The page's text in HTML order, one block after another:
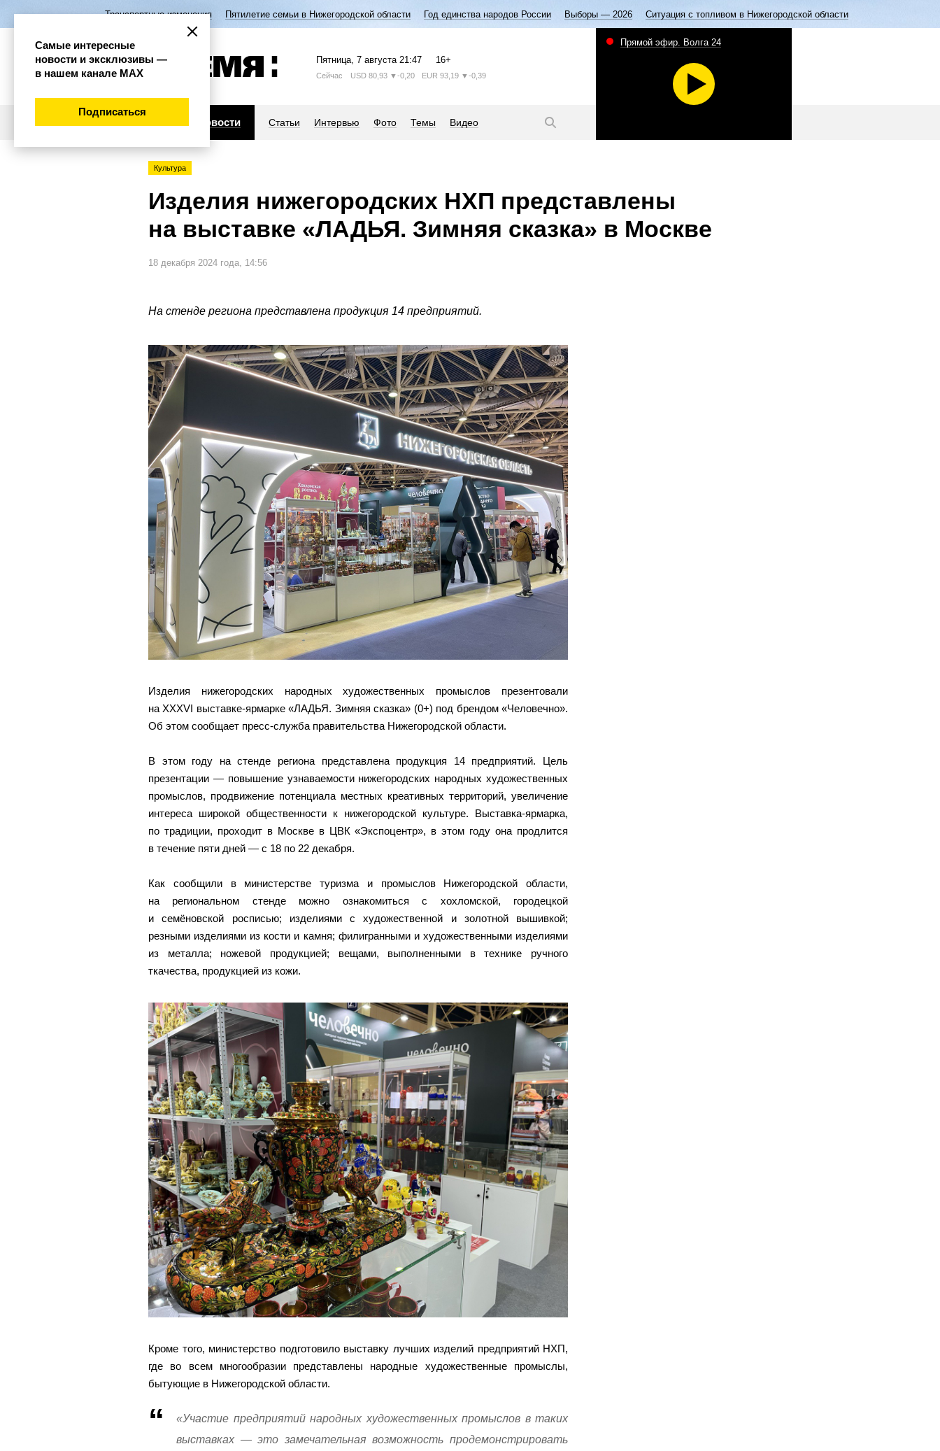
Транспортные изменения Пятилетие семьи в Нижегородской области Год единства народов России Выборы — 2026 Ситуация с топливом в Нижегородской области
Пятница, 7 августа 21:47 16+
Сейчас USD 80,93 ▼-0,20 EUR 93,19 ▼-0,39
Новости Статьи Интервью Фото Темы Видео
Прямой эфир. Волга 24
Культура
Изделия нижегородских НХП представлены
на выставке «ЛАДЬЯ. Зимняя сказка» в Москве
18 декабря 2024 года, 14:56
На стенде региона представлена продукция 14 предприятий.
Изделия нижегородских народных художественных промыслов презентовали
на XXXVI выставке-ярмарке «ЛАДЬЯ. Зимняя сказка» (0+) под брендом «Человечно».
Об этом сообщает пресс-служба правительства Нижегородской области.
В этом году на стенде региона представлена продукция 14 предприятий. Цель
презентации — повышение узнаваемости нижегородских народных художественных
промыслов, продвижение потенциала местных креативных территорий, увеличение
интереса широкой общественности к нижегородской культуре. Выставка-ярмарка,
по традиции, проходит в Москве в ЦВК «Экспоцентр», в этом году она продлится
в течение пяти дней — с 18 по 22 декабря.
Как сообщили в министерстве туризма и промыслов Нижегородской области,
на региональном стенде можно ознакомиться с хохломской, городецкой
и семёновской росписью; изделиями с художественной и золотной вышивкой;
резными изделиями из кости и камня; филигранными и художественными изделиями
из металла; ножевой продукцией; вещами, выполненными в технике ручного
ткачества, продукцией из кожи.
Кроме того, министерство подготовило выставку лучших изделий предприятий НХП,
где во всем многообразии представлены народные художественные промыслы,
бытующие в Нижегородской области.
«Участие предприятий народных художественных промыслов в таких
выставках — это замечательная возможность продемонстрировать
Самые интересные
новости и эксклюзивы —
в нашем канале МАХ
Подписаться